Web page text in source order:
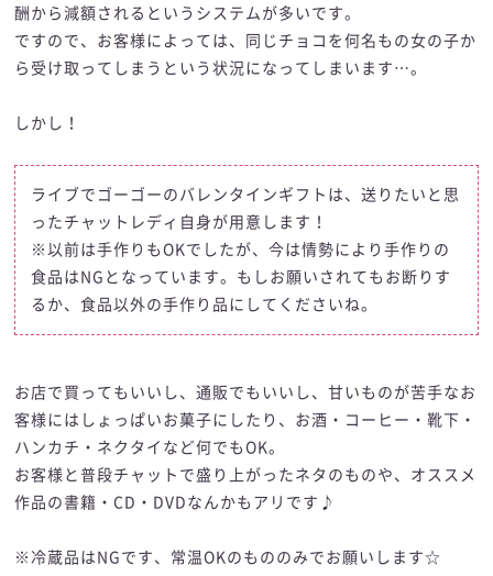
酬から減額されるというシステムが多いです。
ですので、お客様によっては、同じチョコを何名もの女の子か
ら受け取ってしまうという状況になってしまいます…。
しかし！
ライブでゴーゴーのバレンタインギフトは、送りたいと思
ったチャットレディ自身が用意します！
※以前は手作りもOKでしたが、今は情勢により手作りの
食品はNGとなっています。もしお願いされてもお断りす
るか、食品以外の手作り品にしてくださいね。
お店で買ってもいいし、通販でもいいし、甘いものが苦手なお
客様にはしょっぱいお菓子にしたり、お酒・コーヒー・靴下・
ハンカチ・ネクタイなど何でもOK。
お客様と普段チャットで盛り上がったネタのものや、オススメ
作品の書籍・CD・DVDなんかもアリです♪
※冷蔵品はNGです、常温OKのもののみでお願いします☆